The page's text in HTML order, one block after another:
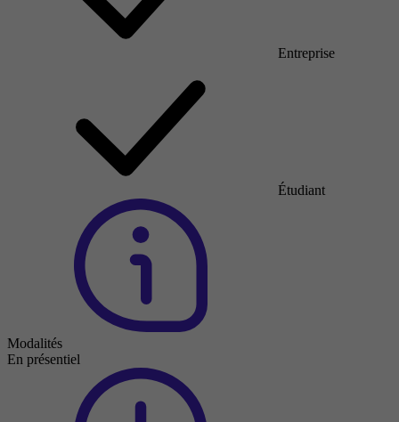
Entreprise
Étudiant
Modalités
En présentiel